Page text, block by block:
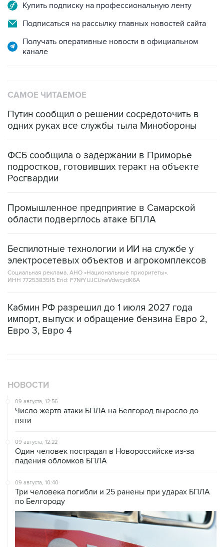
Купить подписку на профессиональную ленту
Подписаться на рассылку главных новостей сайта
Получать оперативные новости в официальном
канале
САМОЕ ЧИТАЕМОЕ
Путин сообщил о решении сосредоточить в
одних руках все службы тыла Минобороны
ФСБ сообщила о задержании в Приморье
подростков, готовивших теракт на объекте
Росгвардии
Промышленное предприятие в Самарской
области подверглось атаке БПЛА
Беспилотные технологии и ИИ на службе у
электросетевых объектов и агрокомплексов
Социальная реклама, АНО «Национальные приоритеты».
ИНН 7725383515 Erid: F7NfYUJCUneVdwcydK6A
Кабмин РФ разрешил до 1 июля 2027 года
импорт, выпуск и обращение бензина Евро 2,
Евро 3, Евро 4
НОВОСТИ
09 августа, 12:56
Число жертв атаки БПЛА на Белгород выросло до
пяти
09 августа, 12:22
Один человек пострадал в Новороссийске из-за
падения обломков БПЛА
09 августа, 10:40
Три человека погибли и 25 ранены при ударах БПЛА
по Белгороду